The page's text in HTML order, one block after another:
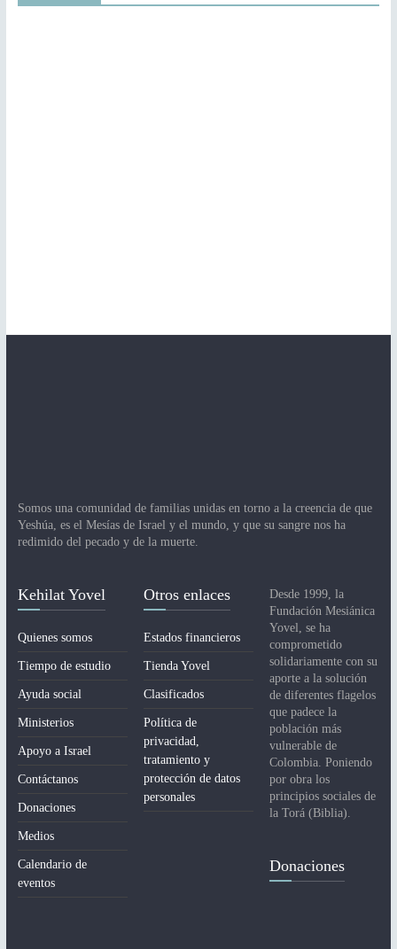
Somos una comunidad de familias unidas en torno a la creencia de que
Yeshúa, es el Mesías de Israel y el mundo, y que su sangre nos ha
redimido del pecado y de la muerte.
Kehilat Yovel
Quienes somos
Tiempo de estudio
Ayuda social
Ministerios
Apoyo a Israel
Contáctanos
Donaciones
Medios
Calendario de
eventos
Otros enlaces
Estados financieros
Tienda Yovel
Clasificados
Política de
privacidad,
tratamiento y
protección de datos
personales
Desde 1999, la
Fundación Mesiánica
Yovel, se ha
comprometido
solidariamente con su
aporte a la solución
de diferentes flagelos
que padece la
población más
vulnerable de
Colombia. Poniendo
por obra los
principios sociales de
la Torá (Biblia).
Donaciones